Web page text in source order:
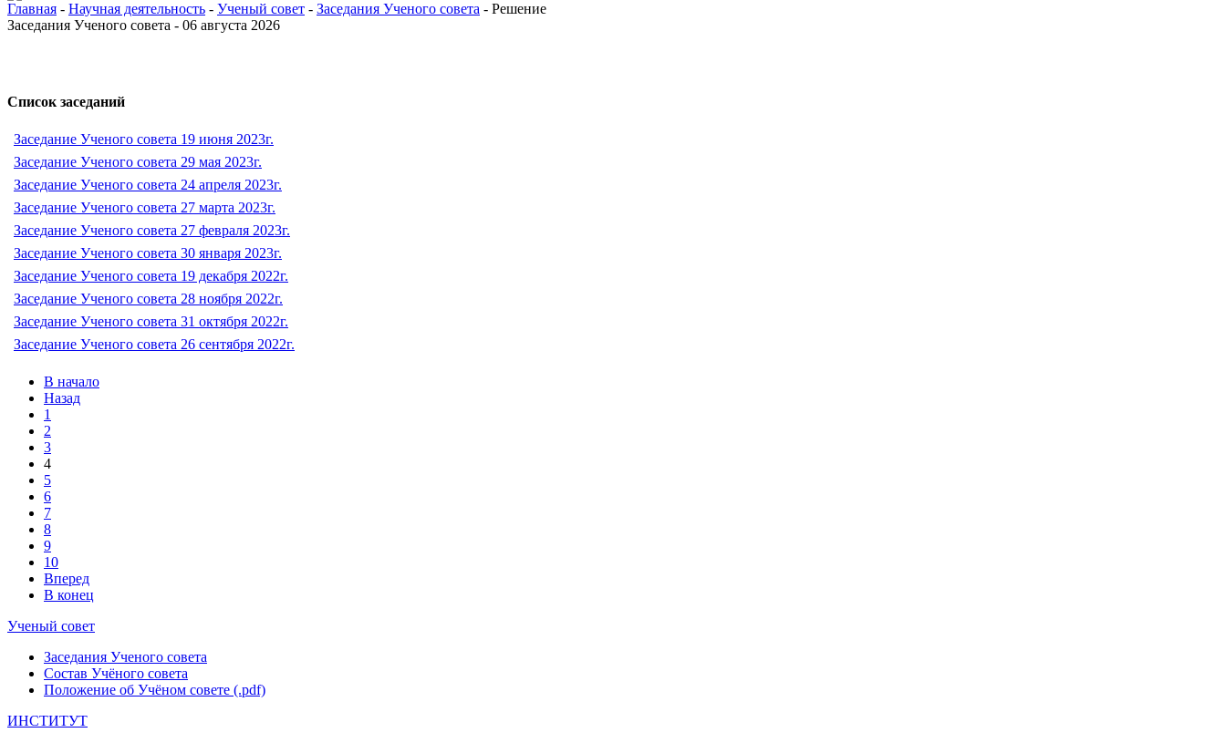
Главная - Научная деятельность - Ученый совет - Заседания Ученого совета - Решение
Заседания Ученого совета - 06 августа 2026
Список заседаний
Заседание Ученого совета 19 июня 2023г.
Заседание Ученого совета 29 мая 2023г.
Заседание Ученого совета 24 апреля 2023г.
Заседание Ученого совета 27 марта 2023г.
Заседание Ученого совета 27 февраля 2023г.
Заседание Ученого совета 30 января 2023г.
Заседание Ученого совета 19 декабря 2022г.
Заседание Ученого совета 28 ноября 2022г.
Заседание Ученого совета 31 октября 2022г.
Заседание Ученого совета 26 сентября 2022г.
В начало
Назад
1
2
3
4
5
6
7
8
9
10
Вперед
В конец
Ученый совет
Заседания Ученого совета
Состав Учёного совета
Положение об Учёном совете (.pdf)
ИНСТИТУТ